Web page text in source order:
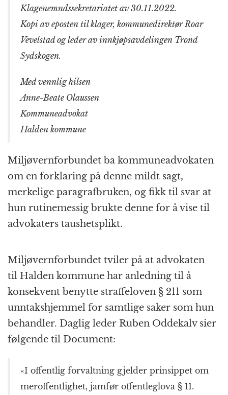
Klagenemndssekretariatet av 30.11.2022.
Kopi av eposten til klager, kommunedirektør Roar
Vevelstad og leder av innkjøpsavdelingen Trond
Sydskogen.
Med vennlig hilsen
Anne-Beate Olaussen
Kommuneadvokat
Halden kommune
Miljøvernforbundet ba kommuneadvokaten
om en forklaring på denne mildt sagt,
merkelige paragrafbruken, og fikk til svar at
hun rutinemessig brukte denne for å vise til
advokaters taushetsplikt.
Miljøvernforbundet tviler på at advokaten
til Halden kommune har anledning til å
konsekvent benytte straffeloven § 211 som
unntakshjemmel for samtlige saker som hun
behandler. Daglig leder Ruben Oddekalvsier
følgende til Document:
«I offentlig forvaltning gjelder prinsippet om
meroffentlighet, jamfør offentleglova § 11.